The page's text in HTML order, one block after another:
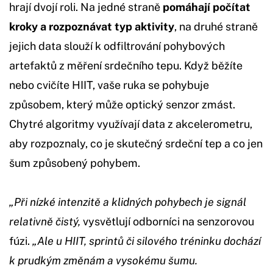
hrají dvojí roli. Na jedné straně pomáhají počítat
kroky a rozpoznávat typ aktivity, na druhé straně
jejich data slouží k odfiltrování pohybových
artefaktů z měření srdečního tepu. Když běžíte
nebo cvičíte HIIT, vaše ruka se pohybuje
způsobem, který může optický senzor zmást.
Chytré algoritmy využívají data z akcelerometru,
aby rozpoznaly, co je skutečný srdeční tep a co jen
šum způsobený pohybem.
„Při nízké intenzitě a klidných pohybech je signál
relativně čistý, vysvětlují odborníci na senzorovou
fúzi. „Ale u HIIT, sprintů či silového tréninku dochází
k prudkým změnám a vysokému šumu.